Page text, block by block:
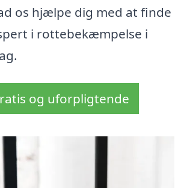
os hjælpe dig med at finde
i rottebekæmpelse i
og uforpligtende